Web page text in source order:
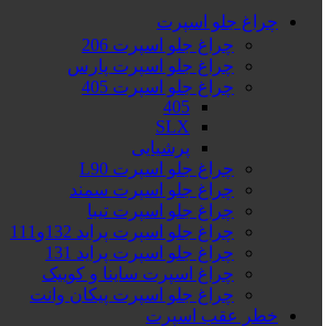
چراغ جلو اسپرت
چراغ جلو اسپرت 206
چراغ جلو اسپرت پارس
چراغ جلو اسپرت 405
405
SLX
پرشیایی
چراغ جلو اسپرت L90
چراغ جلو اسپرت سمند
چراغ جلو اسپرت تیبا
چراغ جلو اسپرت پراید 132و111
چراغ جلو اسپرت پراید 131
چراغ اسپرت ساینا و کوییک
چراغ جلو اسپرت پیکان وانت
خطر عقب اسپرت